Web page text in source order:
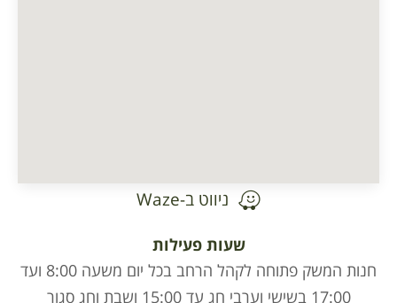
ניווט ב-Waze
שעות פעילות
חנות המשק פתוחה לקהל הרחב בכל יום משעה 8:00 ועד
17:00 בשישי וערבי חג עד 15:00 ושבת וחג סגור